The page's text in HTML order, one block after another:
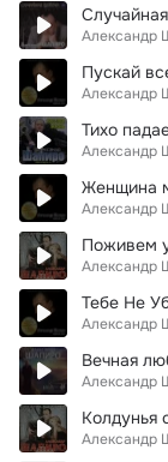
Александр
Пускай
Александр
Тихо
Александр
Женщина
Александр
Поживем
Александр
Тебе Не
Александр
Вечная
Александр
Колдунья
Александр